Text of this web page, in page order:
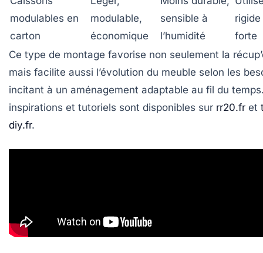
modulables en
carton
modulable,
économique
sensible à
l’humidité
forte
Ce type de montage favorise non seulement la
mais facilite aussi l’évolution du meuble selon les
incitant à un aménagement adaptable au fil du
inspirations et tutoriels sont disponibles sur rr20.fr et
diy.fr.